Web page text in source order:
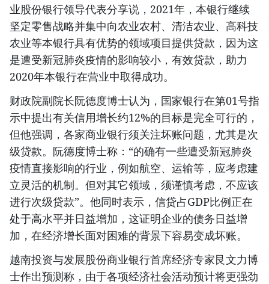
业股份银行领导代表分享说，2021年，本银行继续
坚定零售战略并集中向农业农村、清洁农业、高科技
农业等本银行具有优势的领域项目提供贷款，因为这
是遭受新冠肺炎疫情的影响较小，有效贷款，助力
2020年本银行在营业中取得成功。
财政院副院长阮德度博士认为，国家银行在第01号指
示中提出有关信用增长约12%的目标是完全可行的，
但他强调，各家商业银行须关注坏账问题，尤其是次
级贷款。阮德度博士称：“的确有一些遭受新冠肺炎
疫情直接影响的行业，例如航空、运输等，应考虑建
立灵活的机制。但对其它领域，须谨慎考虑，不应该
进行次级贷款”。他同时表示，信贷占GDP比例正在
处于高水平并日益增加，这证明企业的债务日益增
加，在经济增长面对困难的背景下容易变成坏账。
越南投资与发展股份商业银行首席经济专家艮文力博
士作出预测称，由于各项经济社会活动预计将更强劲